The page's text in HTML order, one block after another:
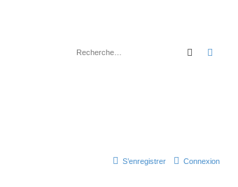
Connexion
S’enregistrer